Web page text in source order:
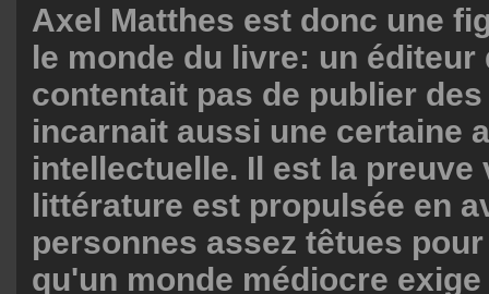
Axel Matthes est donc une
le monde du livre: un éditeur
contentait pas de publier
incarnait aussi une certaine
intellectuelle. Il est la preuve
littérature est propulsée en
personnes assez têtues
qu'un monde médiocre exige